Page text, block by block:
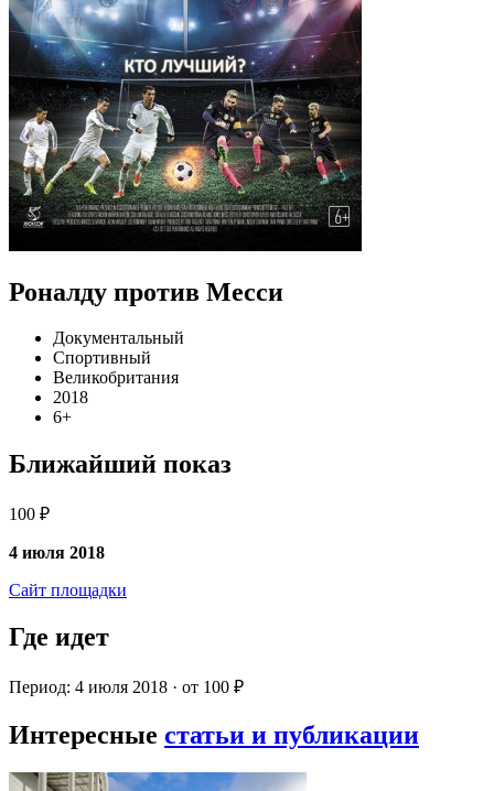
Роналду против Месси
Документальный
Спортивный
Великобритания
2018
6+
Ближайший показ
100 ₽
4 июля 2018
Сайт площадки
Где идет
Период: 4 июля 2018 · от 100 ₽
Интересные статьи и публикации